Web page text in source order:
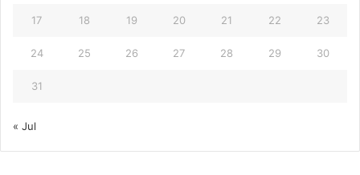
17 18 19 20 21 22 23
24 25 26 27 28 29 30
31
« Jul